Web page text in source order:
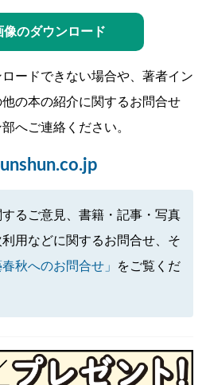
像のダウンロード
ードできない場合や、著者イン
の本の紹介に関するお問合せ
へご連絡ください。
るご意見、書籍・記事・写真
用などに関するお問合せ、そ
春秋へのお問合せ」
をご覧くだ